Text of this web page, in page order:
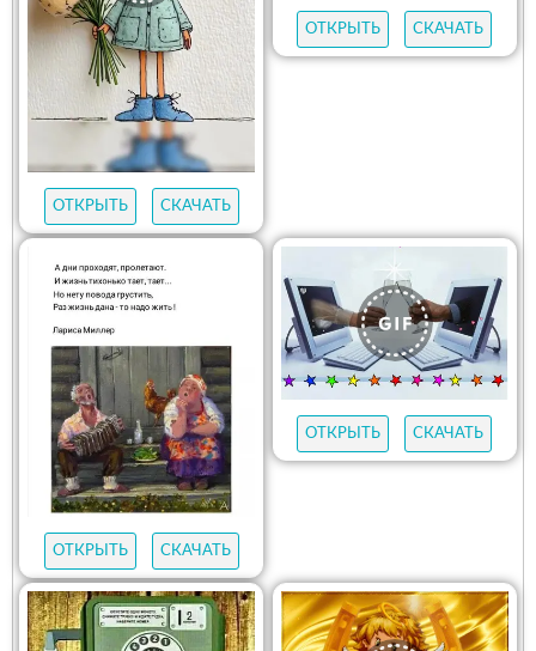
ОТКРЫТЬ СКАЧАТЬ
ОТКРЫТЬ СКАЧАТЬ
ОТКРЫТЬ СКАЧАТЬ
ОТКРЫТЬ СКАЧАТЬ